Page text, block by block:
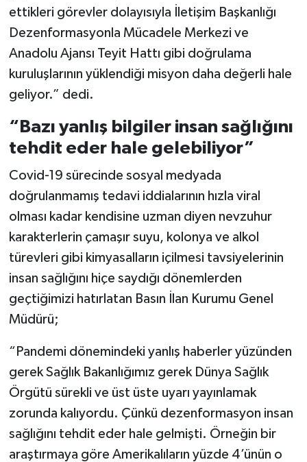
ettikleri görevler dolayısıyla İletişim Başkanlığı
Dezenformasyonla Mücadele Merkezi ve
Anadolu Ajansı Teyit Hattı gibi doğrulama
kuruluşlarının yüklendiği misyon daha değerli hale
geliyor.” dedi.
“Bazı yanlış bilgiler insan sağlığını
tehdit eder hale gelebiliyor”
Covid-19 sürecinde sosyal medyada
doğrulanmamış tedavi iddialarının hızla viral
olması kadar kendisine uzman diyen nevzuhur
karakterlerin çamaşır suyu, kolonya ve alkol
türevleri gibi kimyasalların içilmesi tavsiyelerinin
insan sağlığını hiçe saydığı dönemlerden
geçtiğimizi hatırlatan Basın İlan Kurumu Genel
Müdürü;
“Pandemi dönemindeki yanlış haberler yüzünden
gerek Sağlık Bakanlığımız gerek Dünya Sağlık
Örgütü sürekli ve üst üste uyarı yayınlamak
zorunda kalıyordu. Çünkü dezenformasyon insan
sağlığını tehdit eder hale gelmişti. Örneğin bir
araştırmaya göre Amerikalıların yüzde 4’ünün o